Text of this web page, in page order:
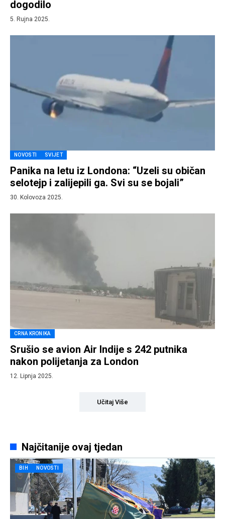
dogodilo
5. Rujna 2025.
NOVOSTI SVIJET
Panika na letu iz Londona: “Uzeli su običan
selotejp i zalijepili ga. Svi su se bojali”
30. Kolovoza 2025.
CRNA KRONIKA
Srušio se avion Air Indije s 242 putnika
nakon polijetanja za London
12. Lipnja 2025.
Učitaj Više
Najčitanije ovaj tjedan
BIH NOVOSTI